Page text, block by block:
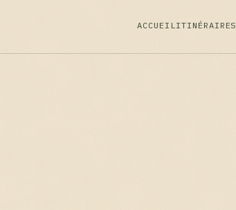
ACCUEILITINÉRAIRES